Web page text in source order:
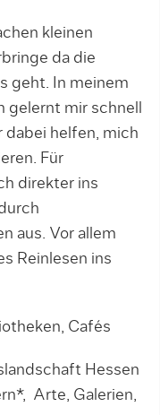
kleinen
da die
geht. In meinem
mir schnell
dabei helfen, mich
Für
direkter ins
aus. Vor allem
Reinlesen ins
Cafés
Hessen
Arte, Galerien,